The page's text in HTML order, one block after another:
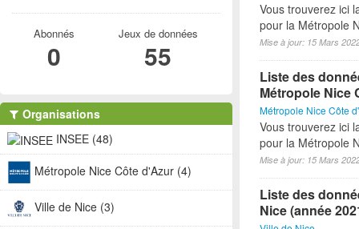
Vous trouverez ici
pour la Métropole
Mise à jour: 15 Mars
Liste des
Métropole Nice
Métropole Nice Côte
Vous trouverez ici
pour la Métropole
Mise à jour: 15 Mars
Liste des
Nice (année
Abonnés
0
Jeux de données
55
Organisations
INSEE (48)
Métropole Nice Côte d'Azur (4)
Ville de Nice (3)